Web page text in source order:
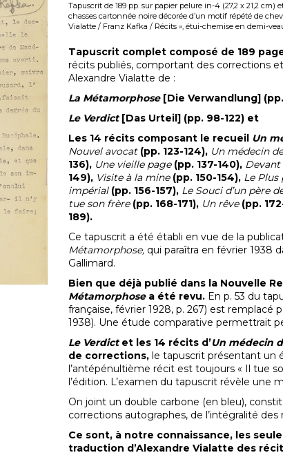
Tapuscrit de 189 pp. sur papier pelure in-4 (27,2 x 21,2
chasses cartonnée noire décorée d’un motif répété de
Vialatte / Franz Kafka / Récits », étui-chemise en demi-
Tapuscrit complet composé de 189
récits publiés, comportant des corrections
Alexandre Vialatte de :
La Métamorphose[Die Verwandlung]
Le Verdict[Das Urteil] (pp. 98-122) et
Les 14 récits composant le recueil Un
Nouvel avocat (pp. 123-124),Un médecin
136), Une vieille page (pp. 137-140),
149), Visite à la mine (pp. 150-154), Le Plus
impérial (pp. 156-157), Le Souci d’un père
tue son frère (pp. 168-171), Un rêve (pp.
189).
Ce tapuscrit a été établi en vue de la
Métamorphose,qui paraîtra en février 1938
Gallimard.
Bien que déjà publié dans la Nouvelle
Métamorphosea été revu. En p. 53 du
française, février 1928, p. 267) est remplacé
1938). Une étude comparative permettrait
Le Verdictet les 14 récits d’Un médecin
de corrections,le tapuscrit présentant un
l’antépénultième récit est toujours « Il tue
l’édition. L’examen du tapuscrit révèle une
On joint un double carbone (en bleu),
corrections autographes, de l’intégralité des
Ce sont, à notre connaissance, les
traduction d’Alexandre Vialatte des